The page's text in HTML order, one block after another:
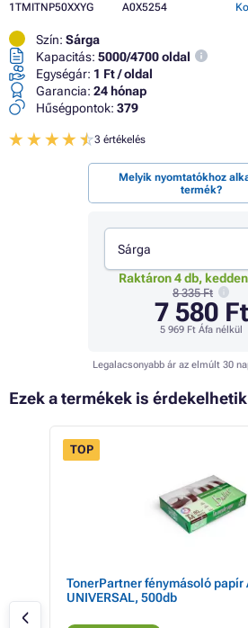
1TMITNP50XXYG
A0X5254
Szín: Sárga
Kapacitás: 5000/4700 oldal
Egységár: 1 Ft / oldal
Garancia: 24 hónap
Hűségpontok: 379
3 értékelés
Melyik nyomtatókhoz
termék?
Sárga
Raktáron 4 db,
8 335 Ft
7 580 Ft
5 969 Ft Áfa nélkül
Legalacsonyabb ár az elmúlt 30
Ezek a termékek is
TOP
TonerPartner fénymásoló papír
UNIVERSAL, 500db